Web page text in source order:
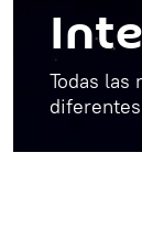
Todas